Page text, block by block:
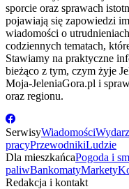
sporcie oraz sprawach
pojawiają się zapowiedzi
wiadomości o
codziennych tematach,
Stawiamy na praktyczne
bieżąco z tym, czym żyje
Moja-JeleniaGora.pl i
oraz regionu.
SerwisyWiadomości
pracyPrzewodnikiLudzie
Dla mieszkańcaPogoda i
paliwBankomatyMarkety
Redakcja i kontakt